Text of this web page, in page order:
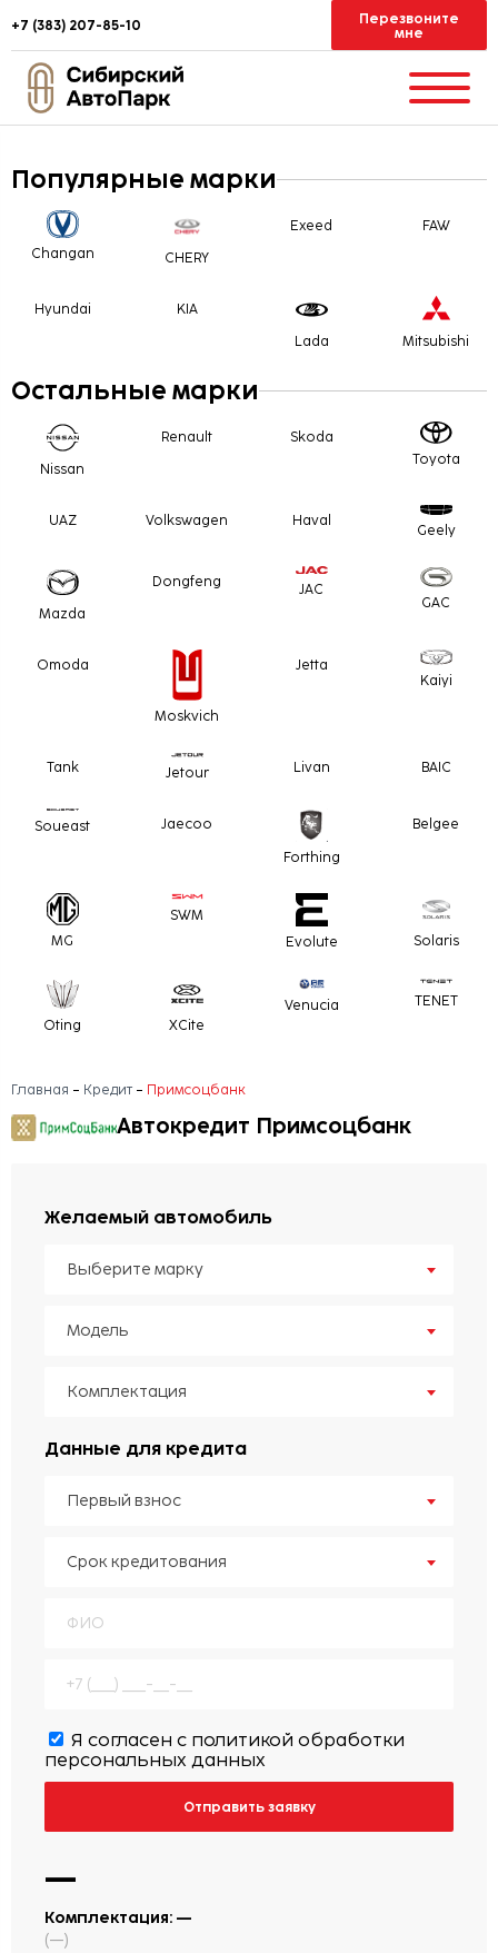
+7 (383) 207-85-10 Перезвоните
мне
Популярные марки
Changan CHERY
Exeed FAW
Hyundai
KIA
Lada
Mitsubishi
Остальные марки
Nissan
Renault
Skoda
Toyota
UAZ Volkswagen Haval
Geely
Mazda
Dongfeng JAC
GAC
Omoda
Moskvich
Jetta
Kaiyi
Tank Jetour Livan BAIC
Soueast
Jaecoo
Forthing
Belgee
MG
SWM
Evolute
Solaris
Oting XCite
Venucia TENET
Главная Кредит Примсоцбанк
Автокредит Примсоцбанк
Желаемый автомобиль
Выберите марку
Модель
Комплектация
Данные для кредита
Первый взнос
Срок кредитования
Я согласен с политикой обработки
персональных данных
Отправить заявку
—
Комплектация: —
(—)